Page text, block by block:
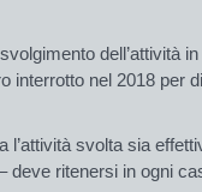
interrotto nel 2018
l’attività svolta sia
ritenersi in ogni